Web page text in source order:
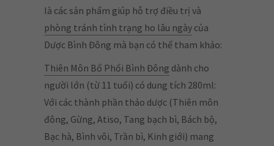
là các sản phẩm giúp hỗ trợ điều trị và
phòng tránh tình trạng ho lâu ngày của
Dược Bình Đông mà bạn có thể tham khảo:
Thiên Môn Bổ Phổi Bình Đông dành cho
người lớn (từ 11 tuổi) có dung tích 280ml:
Với các thành phần thảo dược (Thiên môn
đông, Gừng, Atiso, Tang bạch bì, Bách bộ,
Bạc hà, Bình vôi, Trần bì, Kinh giới) mang